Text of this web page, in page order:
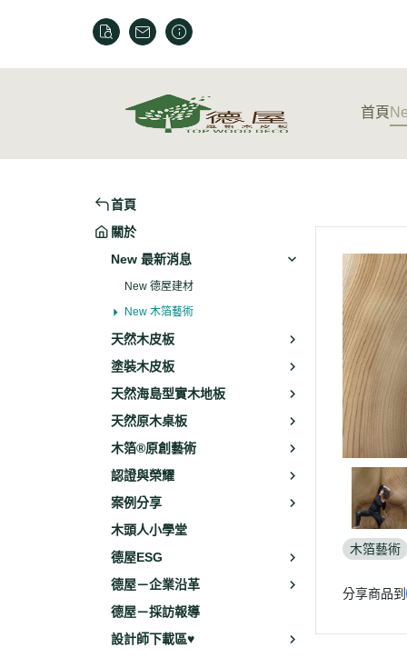
首頁
首頁
關於
New 最新消息
New 德屋建材
New 木箔藝術
天然木皮板
塗裝木皮板
天然海島型實木地板
天然原木桌板
木箔®原創藝術
認證與榮耀
案例分享
木頭人小學堂
德屋ESG
德屋－企業沿革
德屋－採訪報導
設計師下載區♥
木箔藝術
分享商品到